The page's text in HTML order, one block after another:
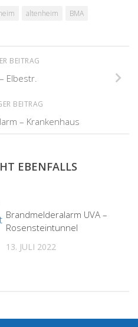
altenheim BMA
BEITRAG
Elbestr.
BEITRAG
– Krankenhaus
EBENFALLS
Brandmelderalarm UVA –
Rosensteintunnel
13. JULI 2022